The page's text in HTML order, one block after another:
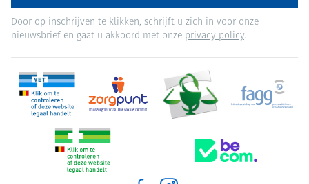
Door op inschrijven te klikken, schrijft u zich in voor onze
nieuwsbrief en gaat u akkoord met onze privacy policy.